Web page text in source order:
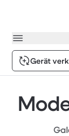
Gerät